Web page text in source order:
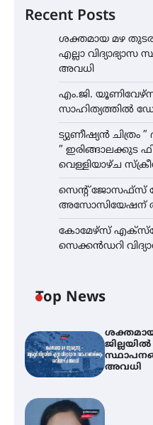
Recent Posts
ശക്തമായ മഴ
എല്ലാ
അവധി
എം.ജി.
സാഹിത്യത്തിൽ
ട്യുണീഷ്യൻ ചിത്രം
” ഇരിങ്ങാലക്കുട
വെള്ളിയാഴ്ച
സെന്റ് ജോസഫ്സ്
അസോസിയേഷന്
കോമേഴ്സ്
സെക്കൻഡറി
Top News
ജില്ലയിൽ
അവധി